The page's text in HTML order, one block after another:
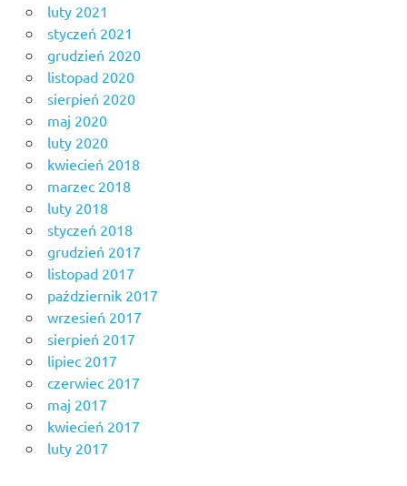
luty 2021
styczeń 2021
grudzień 2020
listopad 2020
sierpień 2020
maj 2020
luty 2020
kwiecień 2018
marzec 2018
luty 2018
styczeń 2018
grudzień 2017
listopad 2017
październik 2017
wrzesień 2017
sierpień 2017
lipiec 2017
czerwiec 2017
maj 2017
kwiecień 2017
luty 2017